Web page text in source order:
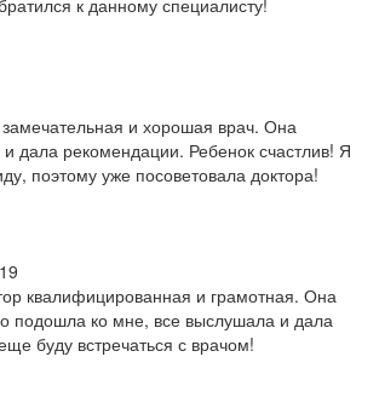
и хорошая врач. Она
дала рекомендации. Ребенок счастлив! Я
поэтому уже посоветовала доктора!
квалифицированная и грамотная. Она
подошла ко мне, все выслушала и дала
буду встречаться с врачом!